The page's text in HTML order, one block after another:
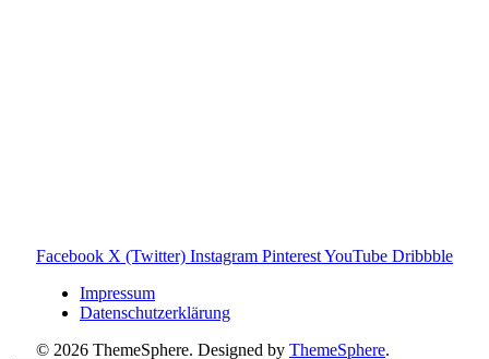
Facebook X (Twitter) Instagram PinterestYouTube Dribbble
Impressum
Datenschutzerklärung
© 2026 ThemeSphere. Designed by ThemeSphere.